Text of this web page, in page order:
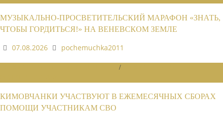
МУЗЫКАЛЬНО-ПРОСВЕТИТЕЛЬСКИЙ МАРАФОН «ЗНАТЬ,
ЧТОБЫ ГОРДИТЬСЯ!» НА ВЕНЕВСКОМ ЗЕМЛЕ
07.08.2026
pochemuchka2011
/
КИМОВЧАНКИ УЧАСТВУЮТ В ЕЖЕМЕСЯЧНЫХ СБОРАХ
ПОМОЩИ УЧАСТНИКАМ СВО